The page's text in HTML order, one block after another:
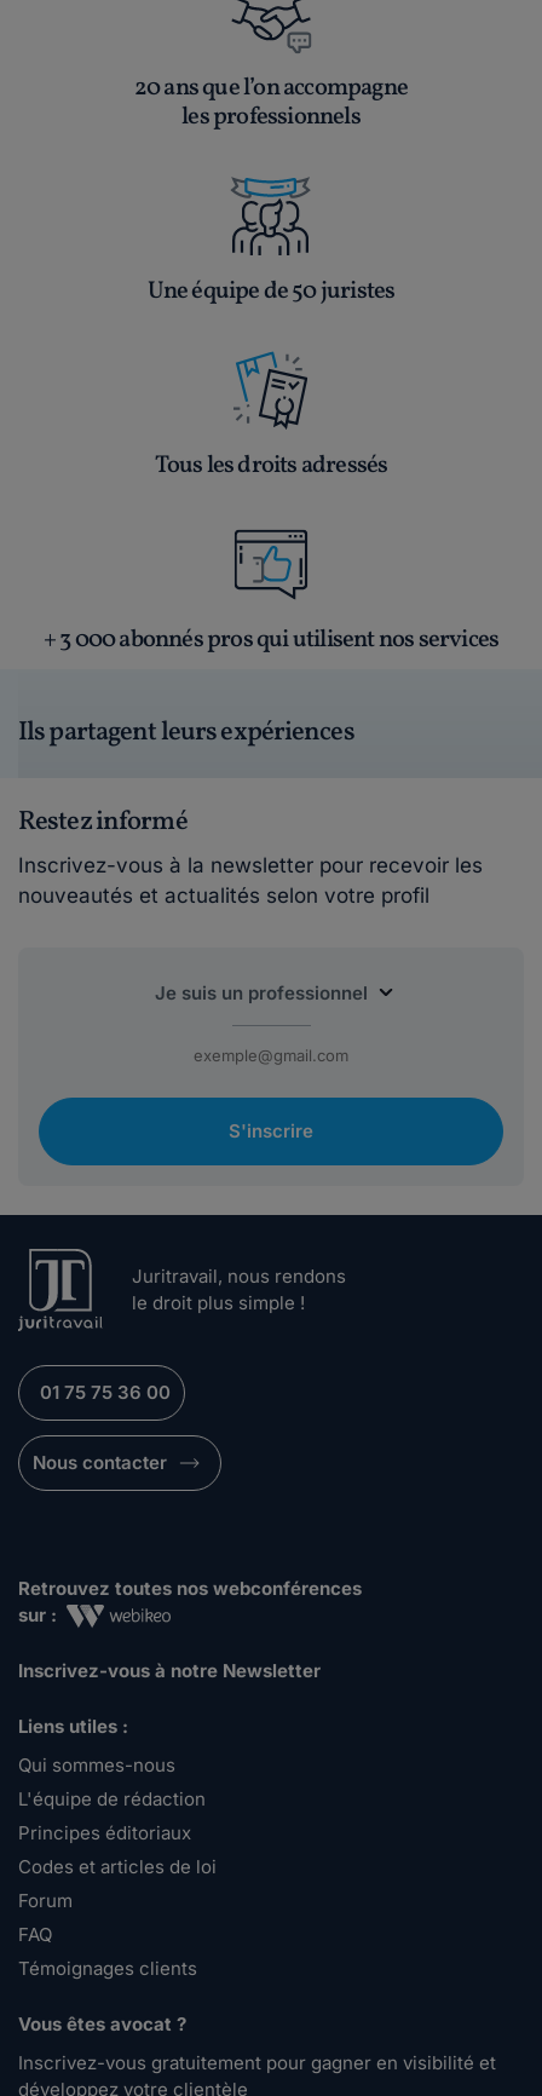
20 ans que l’on accompagne
les professionnels
Une équipe de 50 juristes
Tous les droits adressés
+ 3 000 abonnés pros qui utilisent nos services
Ils partagent leurs expériences
Restez informé
Inscrivez-vous à la newsletter pour recevoir les
nouveautés et actualités selon votre profil
S'inscrire
Juritravail, nous rendons
le droit plus simple !
01 75 75 36 00
Nous contacter
Retrouvez toutes nos webconférences
sur :
Inscrivez-vous à notre Newsletter
Liens utiles :
Qui sommes-nous
L'équipe de rédaction
Principes éditoriaux
Codes et articles de loi
Forum
FAQ
Témoignages clients
Vous êtes avocat ?
Inscrivez-vous gratuitement pour gagner en visibilité et
développez votre clientèle